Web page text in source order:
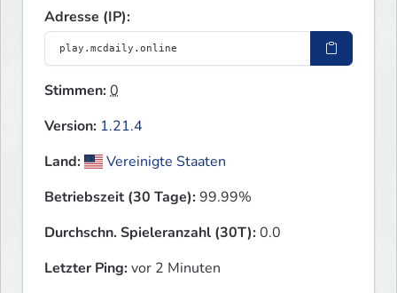
Adresse (IP):
Stimmen:0
Version: 1.21.4
Land:
Vereinigte Staaten
Betriebszeit (30 Tage):99.99%
Durchschn. Spieleranzahl (30T):0.0
Letzter Ping:vor 2 Minuten